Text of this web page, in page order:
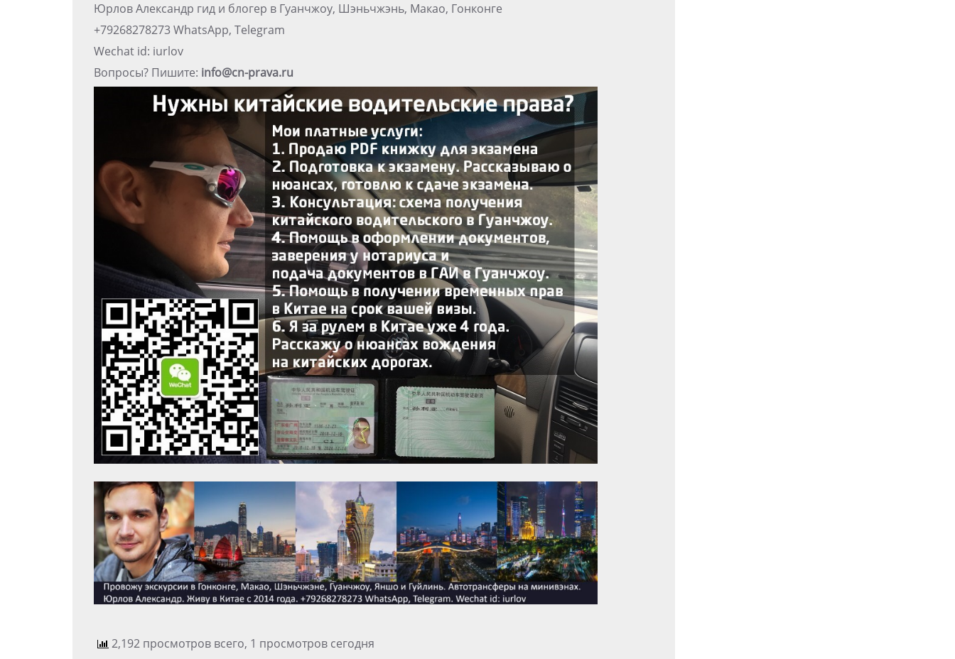
Юрлов Александр гид и блогер в Гуанчжоу, Шэньчжэнь, Макао, Гонконге
+79268278273 WhatsApp, Telegram
Wechat id: iurlov
Вопросы? Пишите: info@cn-prava.ru
2,192 просмотров всего, 1 просмотров сегодня